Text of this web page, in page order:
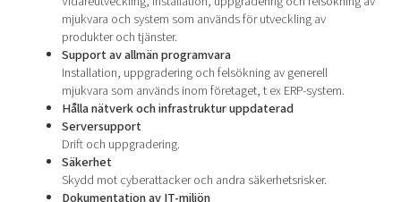
mjukvara och system som används för utveckling av
produkter och tjänster.
Support av allmän programvara
Installation, uppgradering och felsökning av generell
mjukvara som används inom företaget, t ex ERP-system.
Hålla nätverk och infrastruktur uppdaterad
Serversupport
Drift och uppgradering.
Säkerhet
Skydd mot cyberattacker och andra säkerhetsrisker.
Dokumentation av IT-miljön